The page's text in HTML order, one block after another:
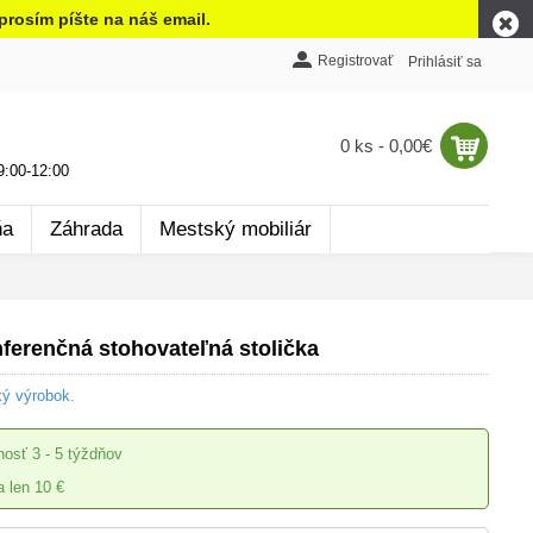
píšte na náš email.
Registrovať Prihlásiť sa
12:00
0 ks - 0,00€
Záhrada Mestský mobiliár
stohovateľná stolička
výrobok.
3 - 5 týždňov
len 10 €